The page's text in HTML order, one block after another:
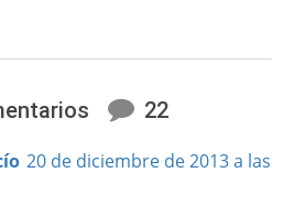
22
20 de diciembre de 2013 a las